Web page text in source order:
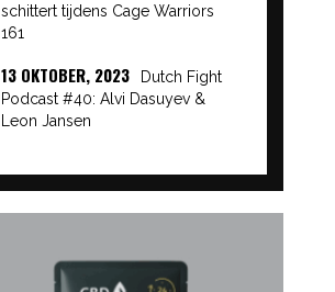
schittert tijdens Cage Warriors
161
13 OKTOBER, 2023
Dutch Fight
Podcast #40: Alvi Dasuyev &
Leon Jansen